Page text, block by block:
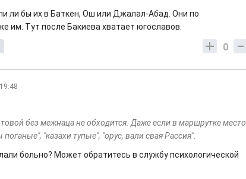
ли бы их в Баткен, Ош или Джалал-Абад. Они по
им. Тут после Бакиева хватает югославов.
0
без межнаца не обходится. Даже если в маршрутке место
"казахи тупые", "орус, вали свая Рассия".
больно? Может обратитесь в службу психологической